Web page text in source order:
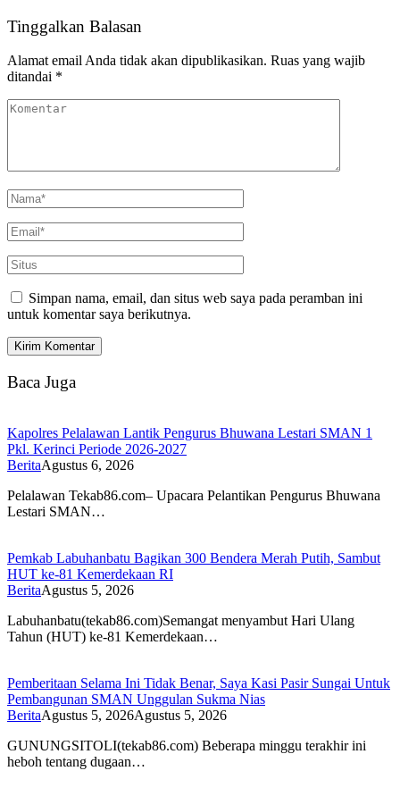
Tinggalkan Balasan
Alamat email Anda tidak akan dipublikasikan. Ruas yang wajib
ditandai *
Simpan nama, email, dan situs web saya pada peramban ini
untuk komentar saya berikutnya.
Baca Juga
Kapolres Pelalawan Lantik Pengurus Bhuwana Lestari SMAN 1
Pkl. Kerinci Periode 2026-2027
BeritaAgustus 6, 2026
Pelalawan Tekab86.com– Upacara Pelantikan Pengurus Bhuwana
Lestari SMAN…
Pemkab Labuhanbatu Bagikan 300 Bendera Merah Putih, Sambut
HUT ke-81 Kemerdekaan RI
BeritaAgustus 5, 2026
Labuhanbatu(tekab86.com)Semangat menyambut Hari Ulang
Tahun (HUT) ke-81 Kemerdekaan…
Pemberitaan Selama Ini Tidak Benar, Saya Kasi Pasir Sungai Untuk
Pembangunan SMAN Unggulan Sukma Nias
BeritaAgustus 5, 2026Agustus 5, 2026
GUNUNGSITOLI(tekab86.com) Beberapa minggu terakhir ini
heboh tentang dugaan…